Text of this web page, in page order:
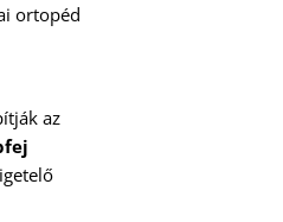
ortopéd
az